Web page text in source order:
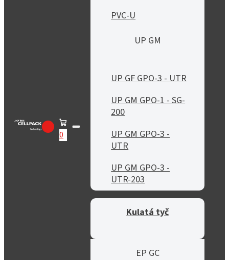
0
PVC-U
UP GM
UP GF GPO-3 - UTR
UP GM GPO-1 - SG-
200
UP GM GPO-3 -
UTR
UP GM GPO-3 -
UTR-203
Kulatá tyč
EP GC